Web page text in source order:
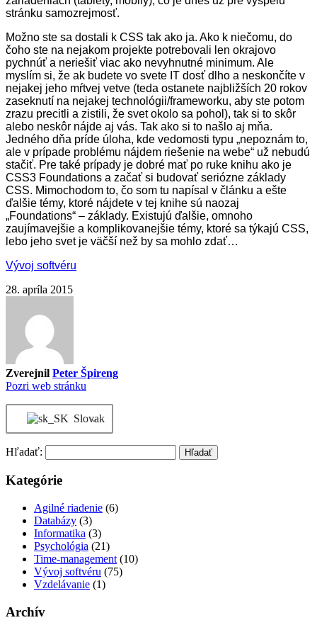
stránku samozrejmosť.
Možno ste sa dostali k CSS tak ako ja. Ako k niečomu, do
čoho ste na nejakom projekte potrebovali len okrajovo
pychnúť a neriešiť viac ako nevyhnutné minimum. Ale
myslím si, že ak budete vo svete IT dosť dlho a neskončíte v
nejakej jeho mŕtvej vetve (teda ostanete najbližších 20 rokov
zaseknutí na nejakej technológii/frameworku, aby ste potom
zrazu precitli a zistili, že svet okolo sa pohol), tak si to skôr
alebo neskôr nájde aj vás. Tak ako si to našlo aj mňa.
Jedného dňa príde úloha, kde vedomosti typu „nepoznám to,
ale v prípade problému nájdem riešenie na webe“ už nebudú
stačiť. Pre také prípady je dobré mať po ruke knihu ako je
CSS3 Foundations a začať si budovať seriózne základy
CSS. Mimochodom to, čo som tu napísal v článku a ešte
ďalšie témy, ktoré nájdete v tej knihe sú naozaj
„Foundations“ – základy. Existujú ďalšie, omnoho
zaujímavejšie a komplikovanejšie témy, ktoré sa týkajú CSS,
lebo jeho svet je väčší než by sa mohlo zdať…
Vývoj softvéru
28. apríla 2015
Zverejnil Peter Špireng
Pozri web stránku
Slovak
Hľadať:
Kategórie
Agilné riadenie (6)
Databázy (3)
Informatika (3)
Psychológia (21)
Time-management (10)
Vývoj softvéru (75)
Vzdelávanie (1)
Archív